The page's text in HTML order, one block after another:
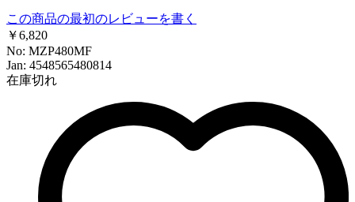
この商品の最初のレビューを書く
￥6,820
No: MZP480MF
Jan: 4548565480814
在庫切れ